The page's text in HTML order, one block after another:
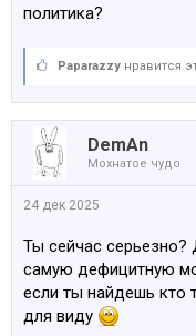
политика?
Paparazzy нравится
DemAn
Мохнатое чудо
24 дек 2025
Ты сейчас серьезно?
самую дефицитную
если ты найдешь кто
для виду